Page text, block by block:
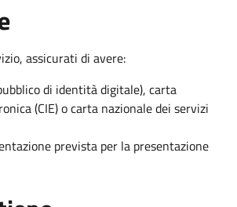
assicurati di avere:
di identità digitale), carta
(CIE) o carta nazionale dei servizi
prevista per la presentazione